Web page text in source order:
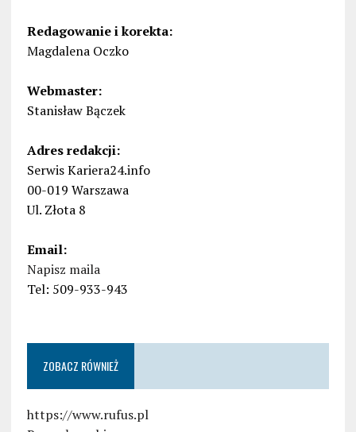
Redagowanie i korekta:
Magdalena Oczko
Webmaster:
Stanisław Bączek
Adres redakcji:
Serwis Kariera24.info
00-019 Warszawa
Ul. Złota 8
Email:
Napisz maila
Tel: 509-933-943
ZOBACZ RÓWNIEŻ
https://www.rufus.pl